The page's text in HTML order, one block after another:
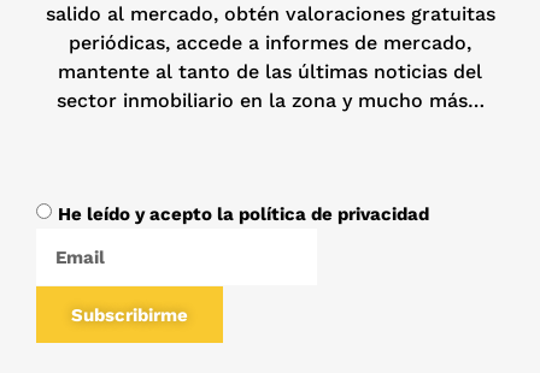
salido al mercado, obtén valoraciones gratuitas
periódicas, accede a informes de mercado,
mantente al tanto de las últimas noticias del
sector inmobiliario en la zona y mucho más…
He leído y acepto la política de privacidad
Subscribirme